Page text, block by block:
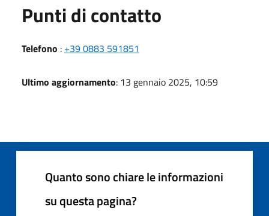
Punti di contatto
Telefono : +39 0883 591851
Ultimo aggiornamento: 13 gennaio 2025, 10:59
Quanto sono chiare le informazioni
su questa pagina?